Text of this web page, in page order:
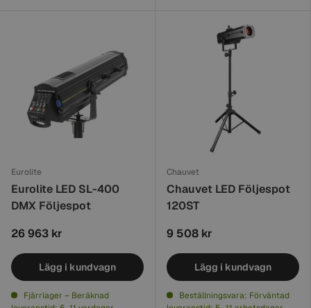
Eurolite
Eurolite LED SL-400
DMX Följespot
26 963 kr
Lägg i kundvagn
Fjärrlager – Beräknad
Chauvet
Chauvet LED Följespot
120ST
9 508 kr
Lägg i kundvagn
Beställningsvara: Förväntad